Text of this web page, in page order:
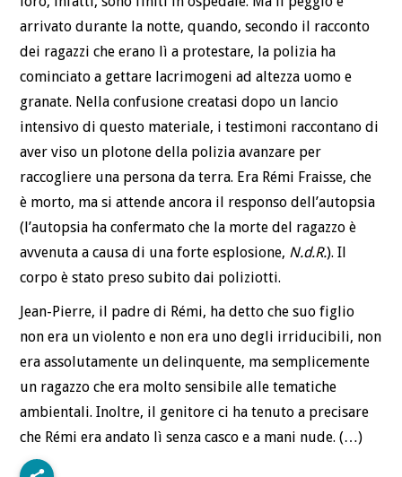
arrivato durante la notte, quando, secondo il racconto
dei ragazzi che erano lì a protestare, la polizia ha
cominciato a gettare lacrimogeni ad altezza uomo e
granate. Nella confusione creatasi dopo un lancio
intensivo di questo materiale, i testimoni raccontano di
aver viso un plotone della polizia avanzare per
raccogliere una persona da terra. Era Rémi Fraisse, che
è morto, ma si attende ancora il responso dell’autopsia
(l’autopsia ha confermato che la morte del ragazzo è
avvenuta a causa di una forte esplosione, N.d.R.). Il
corpo è stato preso subito dai poliziotti.
Jean-Pierre, il padre di Rémi, ha detto che suo figlio
non era un violento e non era uno degli irriducibili, non
era assolutamente un delinquente, ma semplicemente
un ragazzo che era molto sensibile alle tematiche
ambientali. Inoltre, il genitore ci ha tenuto a precisare
che Rémi era andato lì senza casco e a mani nude. (…)